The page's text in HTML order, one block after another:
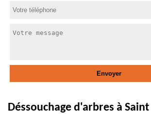
Déssouchage d'arbres à